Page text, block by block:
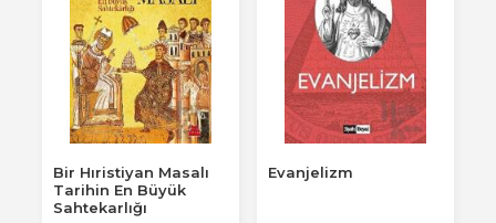
Bir Hıristiyan Masalı
Tarihin En Büyük
Sahtekarlığı
Evanjelizm